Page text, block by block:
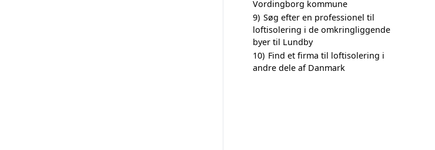
Vordingborg kommune
9) Søg efter en professionel til
loftisolering i de omkringliggende
byer til Lundby
10) Find et firma til loftisolering i
andre dele af Danmark